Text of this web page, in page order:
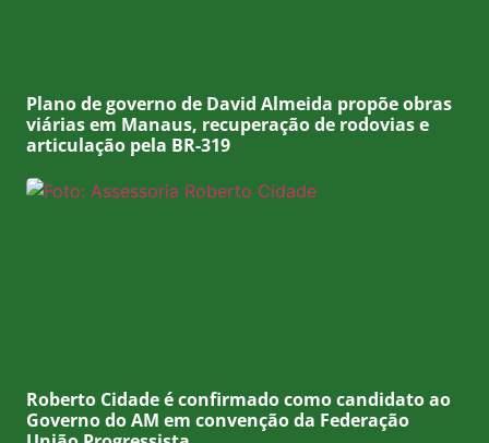
Plano de governo de David Almeida propõe obras
viárias em Manaus, recuperação de rodovias e
articulação pela BR-319
Roberto Cidade é confirmado como candidato ao
Governo do AM em convenção da Federação